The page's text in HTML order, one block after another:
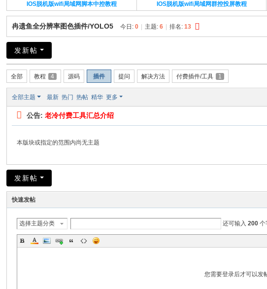
IOS脱机版wifi局域网脚本中控教程
IOS脱机版wifi局域网群控投屏教程
冉遗鱼全分辨率图色插件/YOLO5 今日:0 主题:6 排名:13
发新帖
全部 教程 4 源码 插件 提问 解决方法 付费插件/工具 1
全部主题 最新 热门 热帖 精华 更多
公告:老冷付费工具汇总介绍
本版块或指定的范围内尚无主题
发新帖
快速发帖
选择主题分类 还可输入200 个
您需要登录后才可以发